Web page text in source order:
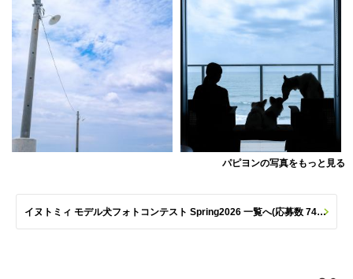
パピヨンの写真をもっと見る
イヌトミィ モデル犬フォトコンテスト Spring2026 一覧へ(応募数 747枚)